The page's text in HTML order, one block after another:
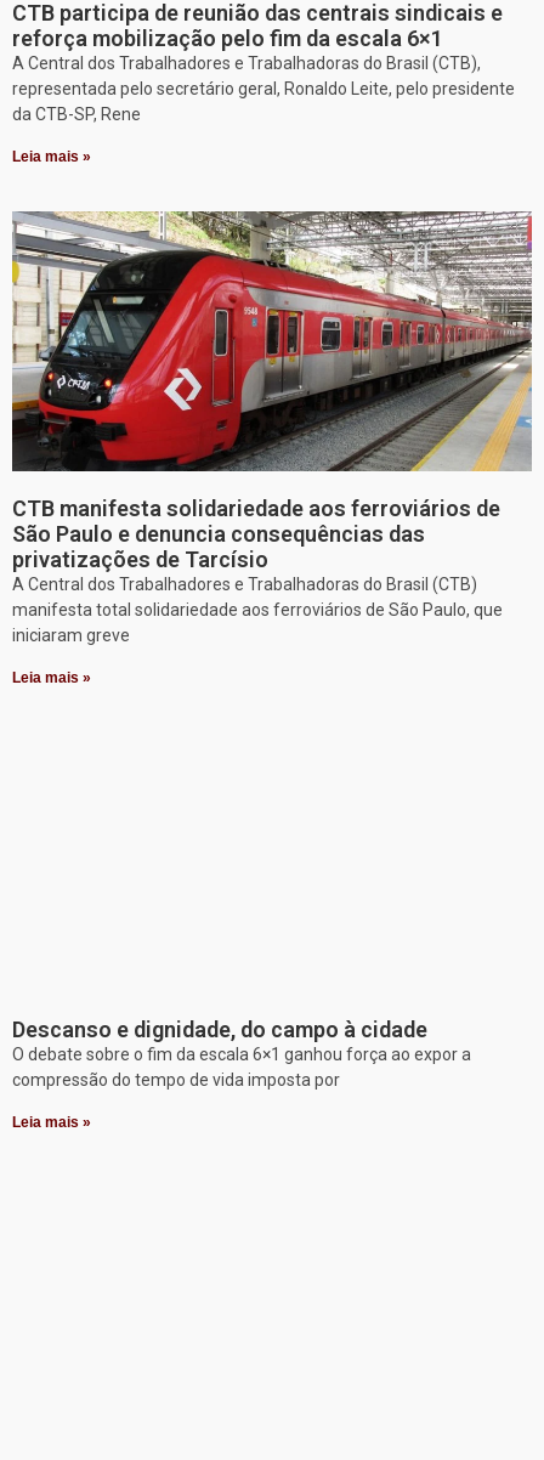
CTB participa de reunião das centrais sindicais e
reforça mobilização pelo fim da escala 6×1
A Central dos Trabalhadores e Trabalhadoras do Brasil (CTB),
representada pelo secretário geral, Ronaldo Leite, pelo presidente
da CTB-SP, Rene
Leia mais »
CTB manifesta solidariedade aos ferroviários de
São Paulo e denuncia consequências das
privatizações de Tarcísio
A Central dos Trabalhadores e Trabalhadoras do Brasil (CTB)
manifesta total solidariedade aos ferroviários de São Paulo, que
iniciaram greve
Leia mais »
Descanso e dignidade, do campo à cidade
O debate sobre o fim da escala 6×1 ganhou força ao expor a
compressão do tempo de vida imposta por
Leia mais »